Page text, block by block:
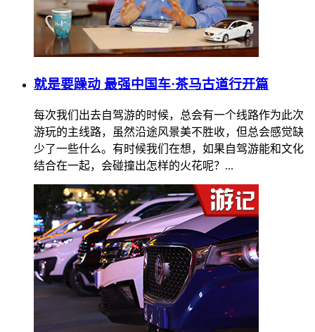
就是要躁动 最强中国车·茶马古道行开篇
每次我们出去自驾游的时候，总会有一个线路作为此次
游玩的主线路，虽然沿途风景美不胜收，但总会感觉缺
少了一些什么。有时候我们在想，如果自驾游能和文化
结合在一起，会碰撞出怎样的火花呢？...